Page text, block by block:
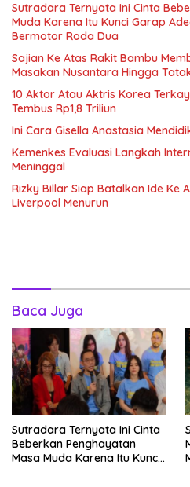
Sutradara Ternyata Ini Cinta
Muda Karena Itu Kunci Garap
Bermotor Roda Dua
Sajian Ke Atas Rakit Bambu
Masakan Nusantara Hingga
10 Aktor Atau Aktris Korea
Tembus Rp1,8 Triliun
Ini Cara Gisella Anastasia
Kemenkes Evaluasi Langkah
Meninggal
Rizky Billar Siap Batalkan Ide Ke
Liverpool Menurun
Baca Juga
Sutradara Ternyata Ini Cinta
Beberkan Penghayatan
Masa Muda Karena Itu Kunci